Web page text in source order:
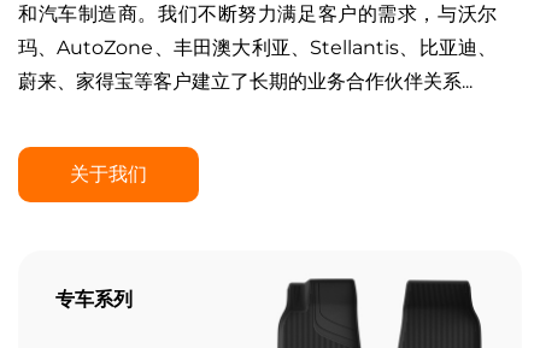
和汽车制造商。我们不断努力满足客户的需求，与沃尔
玛、AutoZone、丰田澳大利亚、Stellantis、比亚迪、
蔚来、家得宝等客户建立了长期的业务合作伙伴关系...
关于我们
专车系列